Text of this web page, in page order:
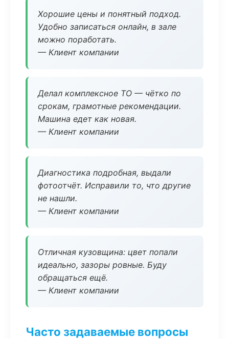
Хорошие цены и понятный подход.
Удобно записаться онлайн, в зале
можно поработать.
— Клиент компании
Делал комплексное ТО — чётко по
срокам, грамотные рекомендации.
Машина едет как новая.
— Клиент компании
Диагностика подробная, выдали
фотоотчёт. Исправили то, что другие
не нашли.
— Клиент компании
Отличная кузовщина: цвет попали
идеально, зазоры ровные. Буду
обращаться ещё.
— Клиент компании
Часто задаваемые вопросы